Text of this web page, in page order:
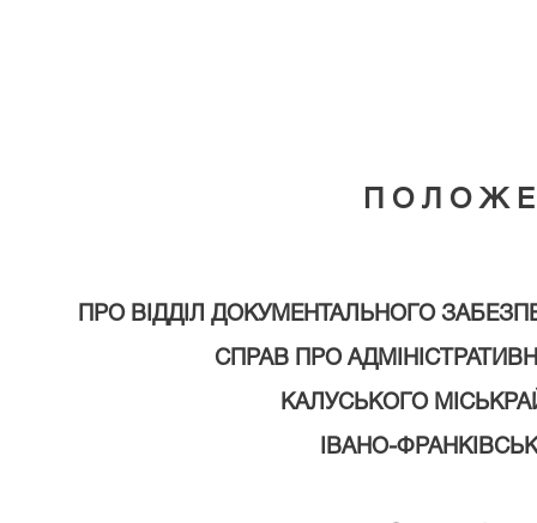
П О Л О Ж
ПРО ВІДДІЛ ДОКУМЕНТАЛЬНОГО
СПРАВ ПРО
КАЛУСЬКОГО
ІВАНО-